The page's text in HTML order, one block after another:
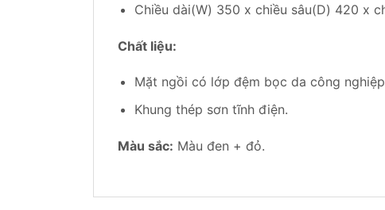
Chiều dài(W) 350 x chiều sâu(D) 420 x
Chất liệu:
Mặt ngồi có lớp đệm bọc da công nghiệp
Khung thép sơn tĩnh điện.
Màu sắc: Màu đen + đỏ.